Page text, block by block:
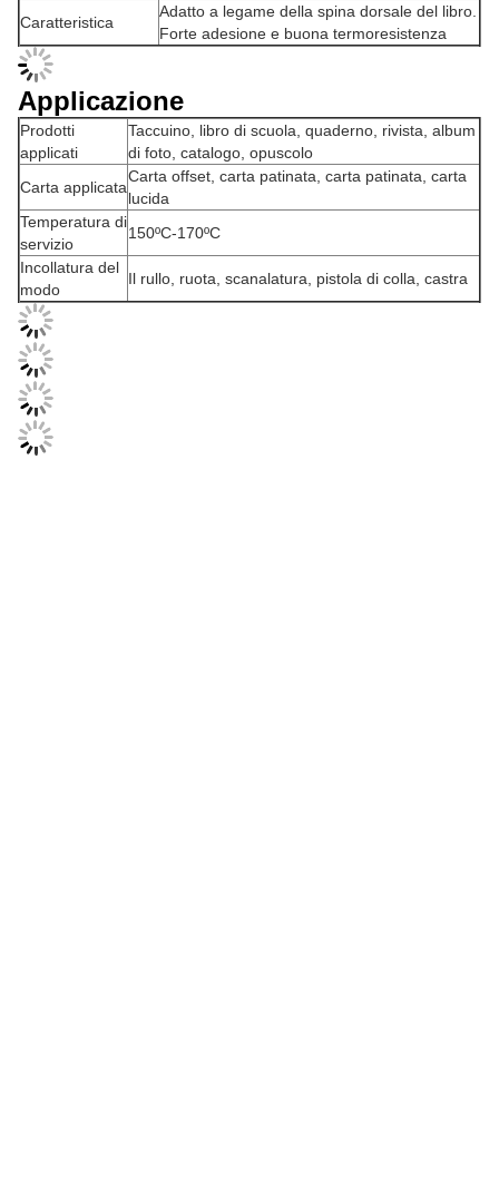
Caratteristica
Adatto a legame della spina dorsale del libro.
Forte adesione e buona termoresistenza
Applicazione
Prodotti
applicati
Taccuino, libro di scuola, quaderno, rivista, album
di foto, catalogo, opuscolo
Carta applicata
Carta offset, carta patinata, carta patinata, carta
lucida
Temperatura di
servizio
150ºC-170ºC
Incollatura del
modo
Il rullo, ruota, scanalatura, pistola di colla, castra